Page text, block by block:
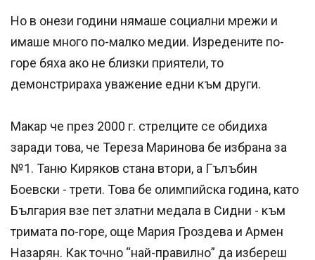
Но в онези години нямаше социални мрежи и
имаше много по-малко медии. Изредените по-
горе бяха ако не близки приятели, то
демонстрираха уважение едни към други.
Макар че през 2000 г. стрелците се обидиха
заради това, че Тереза Маринова бе избрана за
№1. Таню Киряков стана втори, а Гълъбин
Боевски - трети. Това бе олимпийска година, като
България взе пет златни медала в Сидни - към
тримата по-горе, още Мария Гроздева и Армен
Назарян. Как точно “най-правилно” да избереш